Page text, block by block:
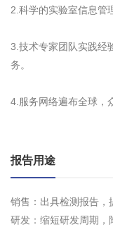
2.科学的实验室信息管
3.技术专家团队实践经
务。
4.服务网络遍布全球，
报告用途
销售：出具检测报告，
研发：缩短研发周期，